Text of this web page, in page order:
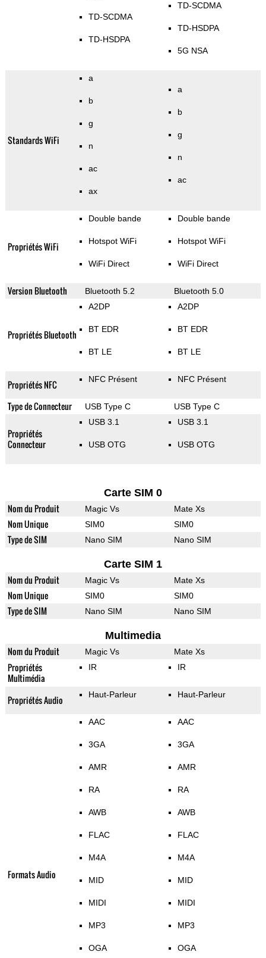
TD-SCDMA
TD-HSDPA
TD-SCDMA
TD-HSDPA
5G NSA
Standards WiFi
a
b
g
n
ac
ax
a
b
g
n
ac
Propriétés WiFi
Double bande
Hotspot WiFi
WiFi Direct
Double bande
Hotspot WiFi
WiFi Direct
Version Bluetooth Bluetooth 5.2 Bluetooth 5.0
Propriétés Bluetooth
A2DP
BT EDR
BT LE
A2DP
BT EDR
BT LE
Propriétés NFC NFC Présent NFC Présent
Type de Connecteur USB Type C USB Type C
Propriétés
Connecteur
USB 3.1
USB OTG
USB 3.1
USB OTG
Carte SIM 0
Nom du Produit Magic Vs Mate Xs
Nom Unique SIM0 SIM0
Type de SIM Nano SIM Nano SIM
Carte SIM 1
Nom du Produit Magic Vs Mate Xs
Nom Unique SIM0 SIM0
Type de SIM Nano SIM Nano SIM
Multimedia
Nom du Produit Magic Vs Mate Xs
Propriétés
Multimédia
IR IR
Propriétés Audio Haut-Parleur Haut-Parleur
Formats Audio
AAC
3GA
AMR
RA
AWB
FLAC
M4A
MID
MIDI
MP3
OGA
AAC
3GA
AMR
RA
AWB
FLAC
M4A
MID
MIDI
MP3
OGA